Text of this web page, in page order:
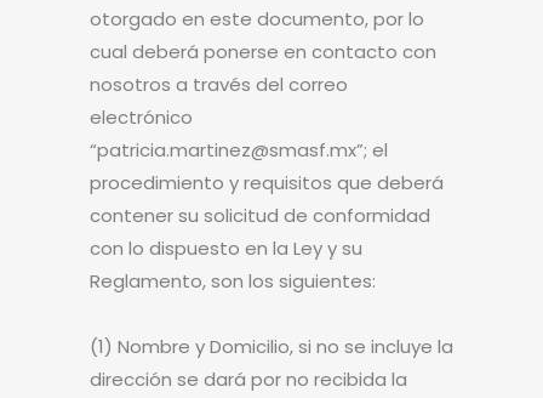
otorgado en este documento, por lo
cual deberá ponerse en contacto con
nosotros a través del correo
electrónico
“patricia.martinez@smasf.mx”; el
procedimiento y requisitos que deberá
contener su solicitud de conformidad
con lo dispuesto en la Ley y su
Reglamento, son los siguientes:
(1) Nombre y Domicilio, si no se incluye la
dirección se dará por no recibida la